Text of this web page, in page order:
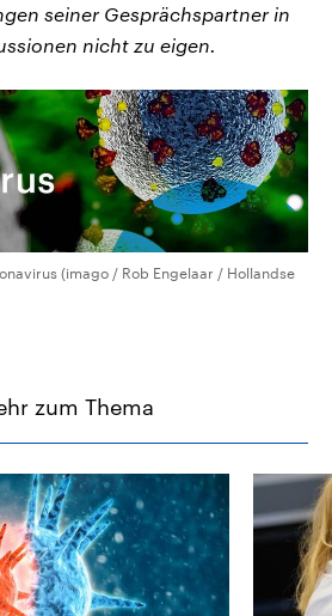
seiner Gesprächspartner in
nicht zu eigen.
(imago / Rob Engelaar / Hollandse
zum Thema